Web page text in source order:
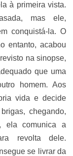
à primeira vista.
mas ele,
conquistá-la. O
entanto, acabou
na sinopse,
que uma
homem. Aos
vida e decide
chegando,
ela comunica a
revolta dele.
se livrar da